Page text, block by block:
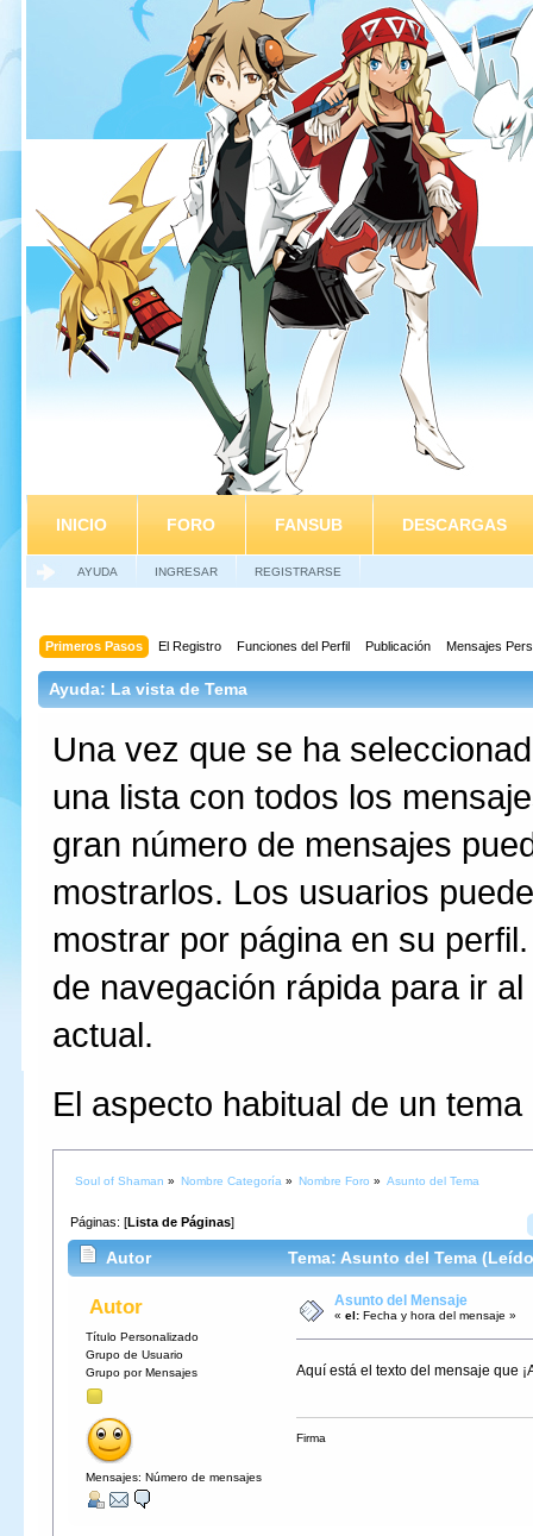
INICIO FORO FANSUB DESCARGAS
AYUDA INGRESAR REGISTRARSE
Primeros Pasos El Registro Funciones del Perfil Publicación Mensajes
Ayuda: La vista de Tema
Una vez que se ha
una lista con todos los
gran número de mensajes
mostrarlos. Los usuarios
mostrar por página en su
de navegación rápida para ir
actual.
El aspecto habitual de un
Soul of Shaman » Nombre Categoría » Nombre Foro » Asunto del Tema
Páginas: [Lista de Páginas]
Autor Tema: Asunto del Tema
Autor
Título Personalizado
Grupo de Usuario
Grupo por Mensajes
Mensajes: Número de mensajes
Asunto del Mensaje
« el: Fecha y hora del mensaje »
Aquí está el texto del mensaje que
Firma